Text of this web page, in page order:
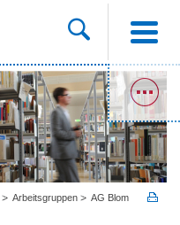
Arbeitsgruppen
AG Blom